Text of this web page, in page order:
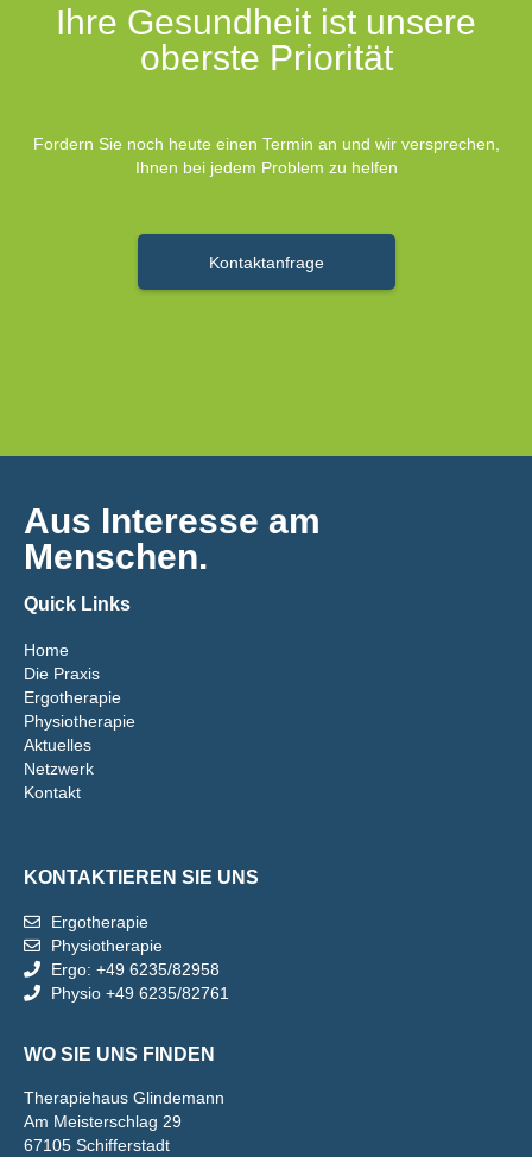
Ihre Gesundheit ist unsere
oberste Priorität
Fordern Sie noch heute einen Termin an und wir versprechen,
Ihnen bei jedem Problem zu helfen
Kontaktanfrage
Aus Interesse am
Menschen.
Quick Links
Home
Die Praxis
Ergotherapie
Physiotherapie
Aktuelles
Netzwerk
Kontakt
KONTAKTIEREN SIE UNS
Ergotherapie
Physiotherapie
Ergo: +49 6235/82958
Physio +49 6235/82761
WO SIE UNS FINDEN
Therapiehaus Glindemann
Am Meisterschlag 29
67105 Schifferstadt